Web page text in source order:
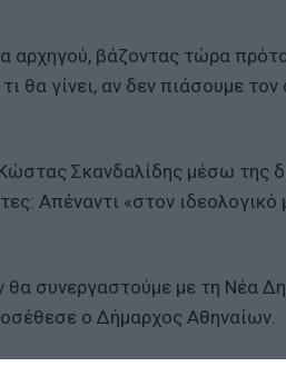
βάζοντας τώρα
θα γίνει, αν δεν πιάσουμε
Σκανδαλίδης μέσω της
Απέναντι «στον ιδεολογικό
θα συνεργαστούμε με τη Νέα
ο Δήμαρχος Αθηναίων.
απόλυτης ανατροπής